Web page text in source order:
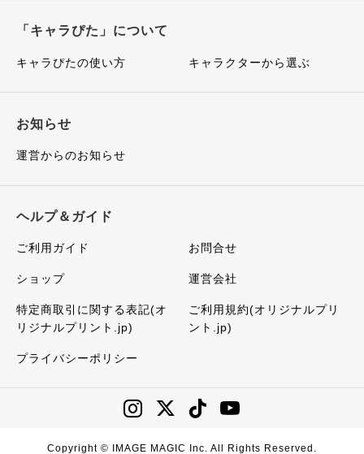
「キャラぴた」について
キャラぴたの使い方 キャラクターから選ぶ
お知らせ
運営からのお知らせ
ヘルプ＆ガイド
ご利用ガイド お問合せ
ショップ 運営会社
特定商取引に関する表記(オ
リジナルプリント.jp)
ご利用規約(オリジナルプリ
ント.jp)
プライバシーポリシー
Copyright © IMAGE MAGIC Inc. All Rights Reserved.